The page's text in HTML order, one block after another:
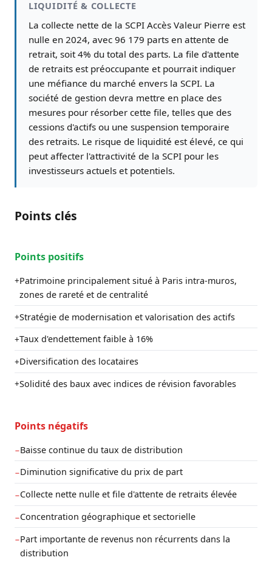
LIQUIDITÉ & COLLECTE
La collecte nette de la SCPI Accès Valeur Pierre est
nulle en 2024, avec 96 179 parts en attente de
retrait, soit 4% du total des parts. La file d'attente
de retraits est préoccupante et pourrait indiquer
une méfiance du marché envers la SCPI. La
société de gestion devra mettre en place des
mesures pour résorber cette file, telles que des
cessions d'actifs ou une suspension temporaire
des retraits. Le risque de liquidité est élevé, ce qui
peut affecter l'attractivité de la SCPI pour les
investisseurs actuels et potentiels.
Points clés
Points positifs
+Patrimoine principalement situé à Paris intra-muros,
zones de rareté et de centralité
+Stratégie de modernisation et valorisation des actifs
+Taux d'endettement faible à 16%
+Diversification des locataires
+Solidité des baux avec indices de révision favorables
Points négatifs
−Baisse continue du taux de distribution
−Diminution significative du prix de part
−Collecte nette nulle et file d'attente de retraits élevée
−Concentration géographique et sectorielle
−Part importante de revenus non récurrents dans la
distribution